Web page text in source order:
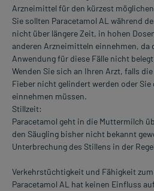
Arzneimittel für den kürzest
Sie sollten Paracetamol AL während
nicht über längere Zeit, in hohen
anderen Arzneimitteln einnehmen, da
Anwendung für diese Fälle nicht
Wenden Sie sich an Ihren Arzt, falls
Fieber nicht gelindert werden oder
einnehmen müssen.
Stillzeit:
Paracetamol geht in die Muttermilch
den Säugling bisher nicht bekannt
Unterbrechung des Stillens in der
Verkehrstüchtigkeit und Fähigkeit
Paracetamol AL hat keinen Einfluss